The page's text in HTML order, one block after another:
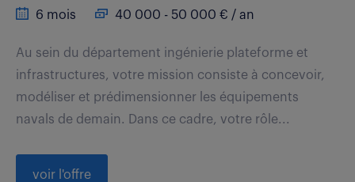
6 mois
40 000 - 50 000 € / an
Au sein du département ingénierie plateforme et
infrastructures, votre mission consiste à concevoir,
modéliser et prédimensionner les équipements
navals de demain. Dans ce cadre, votre rôle...
voir l'offre